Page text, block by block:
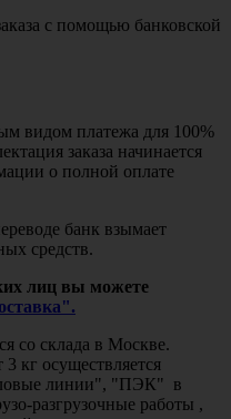
с помощью банковской
видом платежа для 100%
заказа начинается
о полной оплате
банк взымает
средств.
лиц вы можете
со склада в Москве.
кг осуществляется
линии", "ПЭК" в
разгрузочные работы ,